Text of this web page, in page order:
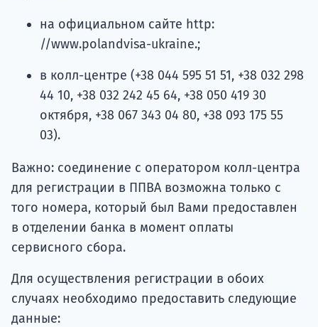
на официальном сайте http:
//www.polandvisa-ukraine.;
в колл-центре (+38 044 595 51 51, +38 032 298
44 10, +38 032 242 45 64, +38 050 419 30
октября, +38 067 343 04 80, +38 093 175 55
03).
Важно: соединение с оператором колл-центра
для регистрации в ППВА возможна только с
того номера, который был Вами предоставлен
в отделении банка в момент оплаты
сервисного сбора.
Для осуществления регистрации в обоих
случаях необходимо предоставить следующие
данные: